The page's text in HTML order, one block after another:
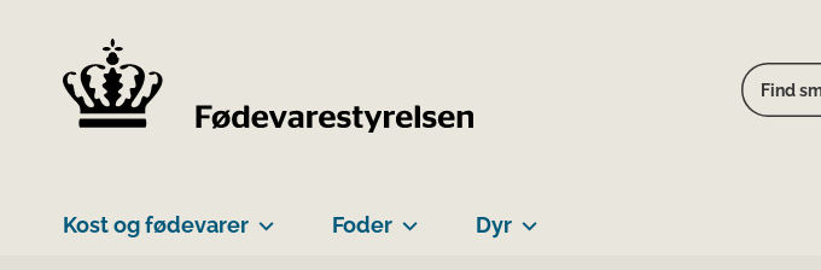
Find
Kost og fødevarer Foder Dyr